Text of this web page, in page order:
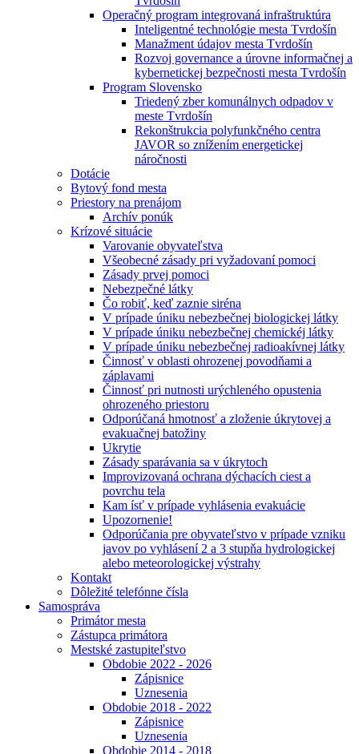
Operačný program integrovaná infraštruktúra
Inteligentné technológie mesta Tvrdošín
Manažment údajov mesta Tvrdošín
Rozvoj governance a úrovne informačnej a
kybernetickej bezpečnosti mesta Tvrdošín
Program Slovensko
Triedený zber komunálnych odpadov v
meste Tvrdošín
Rekonštrukcia polyfunkčného centra
JAVOR so znížením energetickej
náročnosti
Dotácie
Bytový fond mesta
Priestory na prenájom
Archív ponúk
Krízové situácie
Varovanie obyvateľstva
Všeobecné zásady pri vyžadovaní pomoci
Zásady prvej pomoci
Nebezpečné látky
Čo robiť, keď zaznie siréna
V prípade úniku nebezbečnej biologickej látky
V prípade úniku nebezbečnej chemickéj látky
V prípade úniku nebezbečnej radioakívnej látky
Činnosť v oblasti ohrozenej povodňami a
záplavami
Činnosť pri nutnosti urýchleného opustenia
ohrozeného priestoru
Odporúčaná hmotnosť a zloženie úkrytovej a
evakuačnej batožiny
Ukrytie
Zásady sparávania sa v úkrytoch
Improvizovaná ochrana dýchacích ciest a
povrchu tela
Kam ísť v prípade vyhlásenia evakuácie
Upozornenie!
Odporúčania pre obyvateľstvo v prípade vzniku
javov po vyhlásení 2 a 3 stupňa hydrologickej
alebo meteorologickej výstrahy
Kontakt
Dôležité telefónne čísla
Samospráva
Primátor mesta
Zástupca primátora
Mestské zastupiteľstvo
Obdobie 2022 - 2026
Zápisnice
Uznesenia
Obdobie 2018 - 2022
Zápisnice
Uznesenia
Obdobie 2014 - 2018